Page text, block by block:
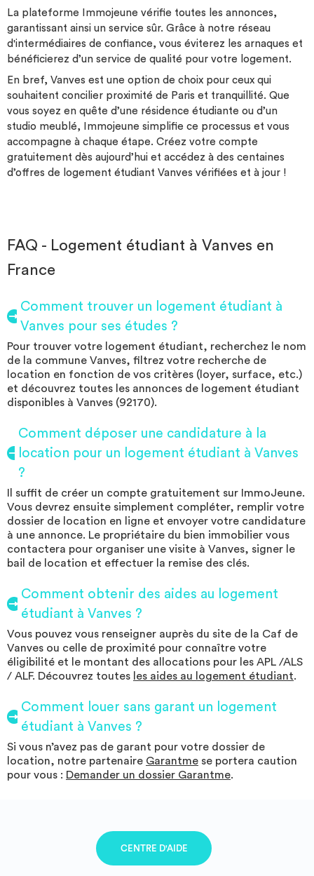
La plateforme Immojeune vérifie toutes les annonces,
garantissant ainsi un service sûr. Grâce à notre réseau
d'intermédiaires de confiance, vous éviterez les arnaques et
bénéficierez d’un service de qualité pour votre logement.
En bref, Vanves est une option de choix pour ceux qui
souhaitent concilier proximité de Paris et tranquillité. Que
vous soyez en quête d’une résidence étudiante ou d’un
studio meublé, Immojeune simplifie ce processus et vous
accompagne à chaque étape. Créez votre compte
gratuitement dès aujourd’hui et accédez à des centaines
d’offres de logement étudiant Vanves vérifiées et à jour !
FAQ - Logement étudiant à Vanves en
France
Comment trouver un logement étudiant à
Vanves pour ses études ?
Pour trouver votre logement étudiant, recherchez le nom
de la commune Vanves, filtrez votre recherche de
location en fonction de vos critères (loyer, surface, etc.)
et découvrez toutes les annonces de logement étudiant
disponibles à Vanves (92170).
Comment déposer une candidature à la
location pour un logement étudiant à Vanves
?
Il suffit de créer un compte gratuitement sur ImmoJeune.
Vous devrez ensuite simplement compléter, remplir votre
dossier de location en ligne et envoyer votre candidature
à une annonce. Le propriétaire du bien immobilier vous
contactera pour organiser une visite à Vanves, signer le
bail de location et effectuer la remise des clés.
Comment obtenir des aides au logement
étudiant à Vanves ?
Vous pouvez vous renseigner auprès du site de la Caf de
Vanves ou celle de proximité pour connaître votre
éligibilité et le montant des allocations pour les APL /ALS
/ ALF. Découvrez toutes les aides au logement étudiant.
Comment louer sans garant un logement
étudiant à Vanves ?
Si vous n’avez pas de garant pour votre dossier de
location, notre partenaire Garantme se portera caution
pour vous : Demander un dossier Garantme.
CENTRE D'AIDE